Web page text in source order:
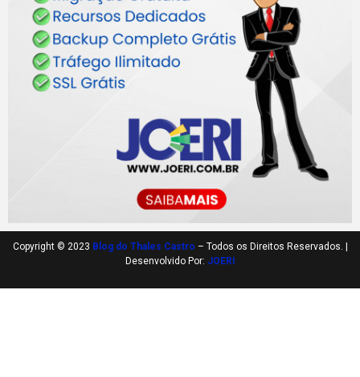
Copyright © 2023 Blog do Thales Castro – Todos os Direitos Reservados. |
Desenvolvido Por: JOERI